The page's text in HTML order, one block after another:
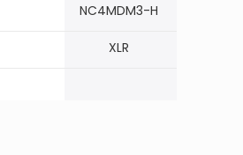
NC4MDM3-H
XLR